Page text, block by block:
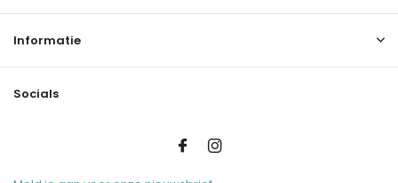
Informatie
Socials